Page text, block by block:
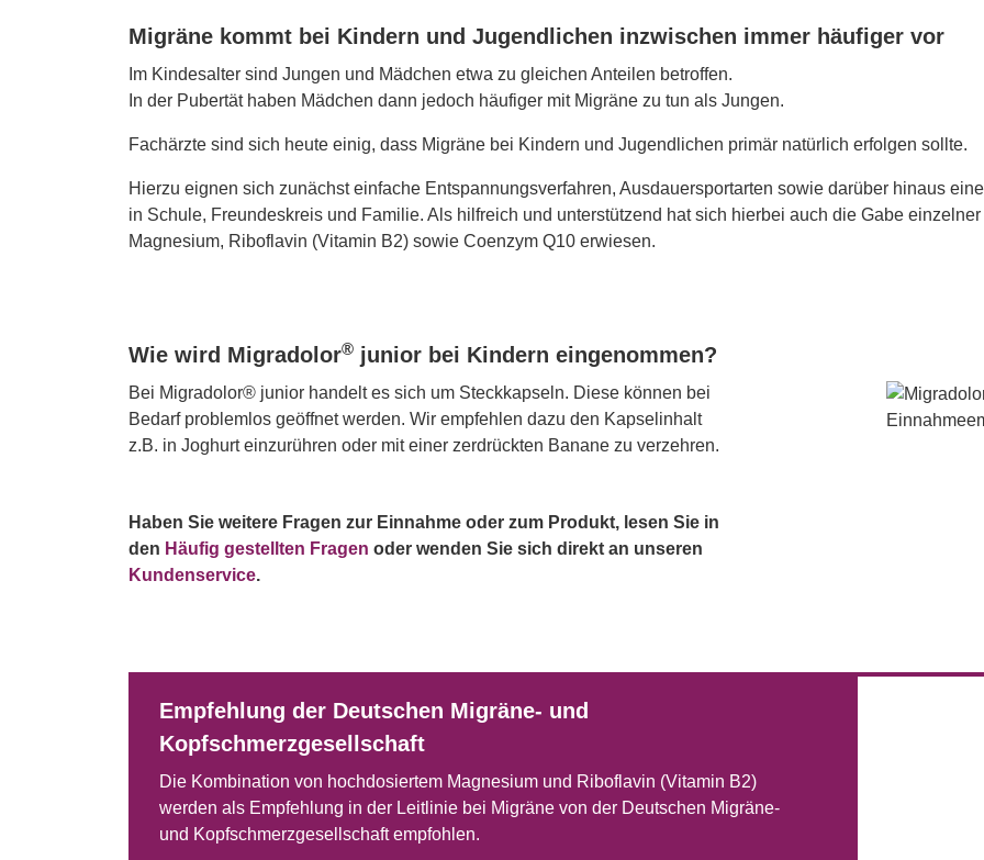
Migräne kommt bei Kindern und Jugendlichen inzwischen immer häufiger vor
Im Kindesalter sind Jungen und Mädchen etwa zu gleichen Anteilen betroffen.
In der Pubertät haben Mädchen dann jedoch häufiger mit Migräne zu tun als Jungen.
Fachärzte sind sich heute einig, dass Migräne bei Kindern und Jugendlichen primär natürlich erfolgen sollte.
Hierzu eignen sich zunächst einfache Entspannungsverfahren, Ausdauersportarten sowie darüber hinaus
in Schule, Freundeskreis und Familie. Als hilfreich und unterstützend hat sich hierbei auch die Gabe
Magnesium, Riboflavin (Vitamin B2) sowie Coenzym Q10 erwiesen.
Wie wird Migradolor® junior bei Kindern eingenommen?
Bei Migradolor® junior handelt es sich um Steckkapseln. Diese können bei
Bedarf problemlos geöffnet werden. Wir empfehlen dazu den Kapselinhalt
z.B. in Joghurt einzurühren oder mit einer zerdrückten Banane zu verzehren.
Haben Sie weitere Fragen zur Einnahme oder zum Produkt, lesen Sie in
den Häufig gestellten Fragen oder wenden Sie sich direkt an unseren
Kundenservice.
Empfehlung der Deutschen Migräne- und
Kopfschmerzgesellschaft
Die Kombination von hochdosiertem Magnesium und Riboflavin (Vitamin B2)
werden als Empfehlung in der Leitlinie bei Migräne von der Deutschen Migräne-
und Kopfschmerzgesellschaft empfohlen.